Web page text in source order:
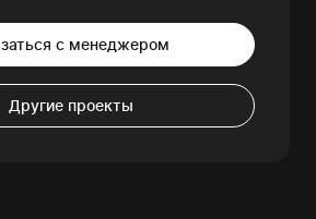
с менеджером
Другие проекты